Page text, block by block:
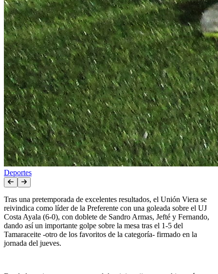
Deportes
Tras una pretemporada de excelentes resultados, el Unión Viera se
reivindica como líder de la Preferente con una goleada sobre el UJ
Costa Ayala (6-0), con doblete de Sandro Armas, Jefté y Fernando,
dando así un importante golpe sobre la mesa tras el 1-5 del
Tamaraceite -otro de los favoritos de la categoría- firmado en la
jornada del jueves.